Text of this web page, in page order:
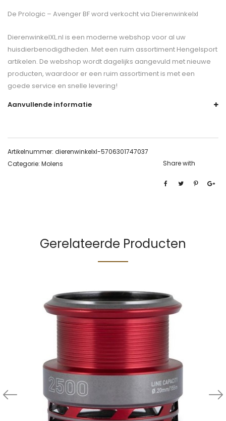
De Prologic – Avenger BFword verkocht via Dierenwinkelxl
DierenwinkelXL.nl is een moderne webshop voor al uw
huisdierbenodigdheden. Met een ruim assortiment Hengelsport
artikelen. De webshop wordt dagelijks aangevuld met nieuwe
producten, waardoor er een ruim assortiment is met een
goede service en snelle levering!
Aanvullende informatie
Artikelnummer: dierenwinkelxl-5706301747037
Categorie: Molens Share with
Gerelateerde Producten